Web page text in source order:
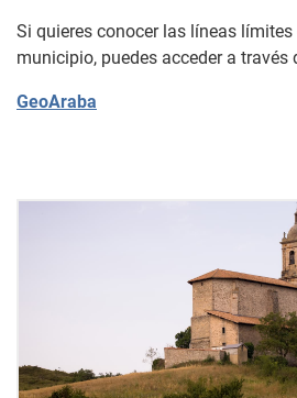
Si quieres conocer las líneas límites
municipio, puedes acceder a través
GeoAraba